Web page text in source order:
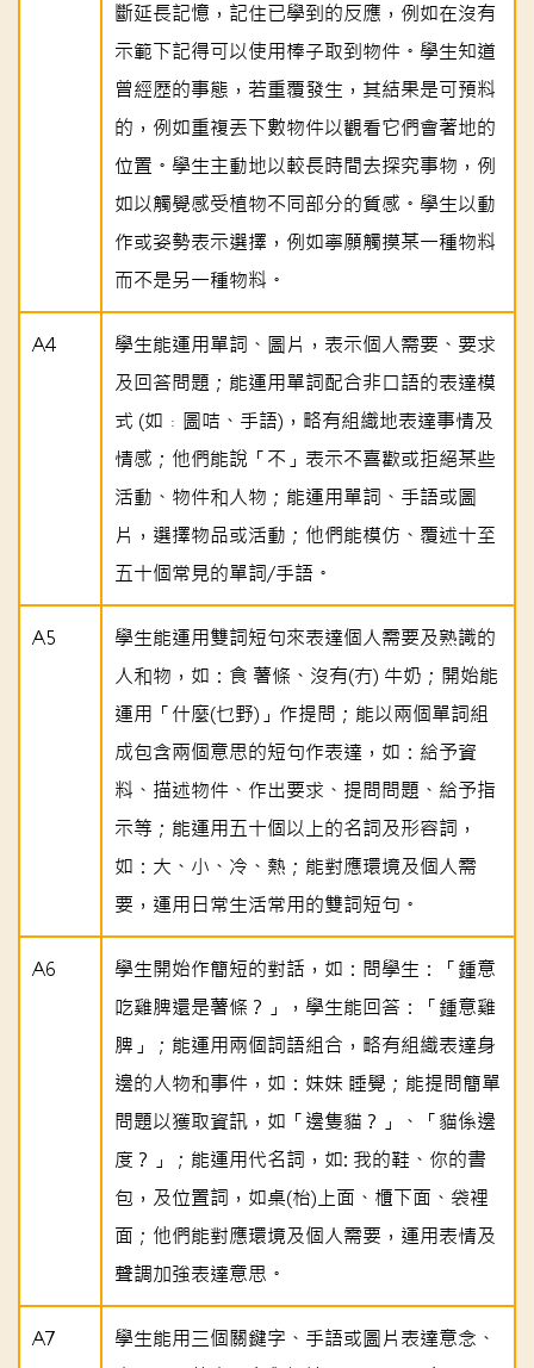
斷延長記憶，記住已學到的反應，例如在沒有
示範下記得可以使用棒子取到物件。學生知道
曾經歷的事態，若重覆發生，其結果是可預料
的，例如重複丟下數物件以觀看它們會著地的
位置。學生主動地以較長時間去探究事物，例
如以觸覺感受植物不同部分的質感。學生以動
作或姿勢表示選擇，例如寧願觸摸某一種物料
而不是另一種物料。
A4
學生能運用單詞、圖片，表示個人需要、要求
及回答問題；能運用單詞配合非口語的表達模
式 (如﹕圖咭、手語)，略有組織地表達事情及
情感；他們能說「不」表示不喜歡或拒絕某些
活動、物件和人物；能運用單詞、手語或圖
片，選擇物品或活動；他們能模仿、覆述十至
五十個常見的單詞/手語。
A5
學生能運用雙詞短句來表達個人需要及熟識的
人和物，如：食 薯條、沒有(冇) 牛奶；開始能
運用「什麼(乜野)」作提問；能以兩個單詞組
成包含兩個意思的短句作表達，如：給予資
料、描述物件、作出要求、提問問題、給予指
示等；能運用五十個以上的名詞及形容詞，
如：大、小、冷、熱；能對應環境及個人需
要，運用日常生活常用的雙詞短句。
A6
學生開始作簡短的對話，如：問學生：「鍾意
吃雞脾還是薯條？」，學生能回答：「鍾意雞
脾」；能運用兩個詞語組合，略有組織表達身
邊的人物和事件，如：妹妹 睡覺；能提問簡單
問題以獲取資訊，如「邊隻貓？」、「貓係邊
度？」；能運用代名詞，如: 我的鞋、你的書
包，及位置詞，如桌(枱)上面、櫃下面、袋裡
面；他們能對應環境及個人需要，運用表情及
聲調加強表達意思。
A7
學生能用三個關鍵字、手語或圖片表達意念、